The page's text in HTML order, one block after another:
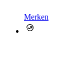
Merken